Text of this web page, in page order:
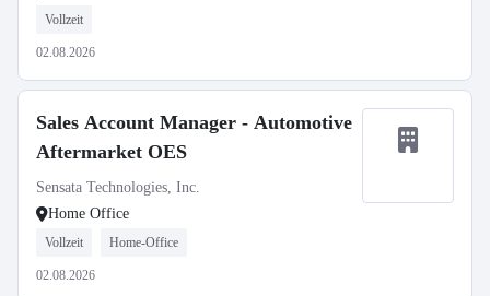
Vollzeit
02.08.2026
Sales Account Manager - Automotive
Aftermarket OES
Sensata Technologies, Inc.
Home Office
Vollzeit Home-Office
02.08.2026